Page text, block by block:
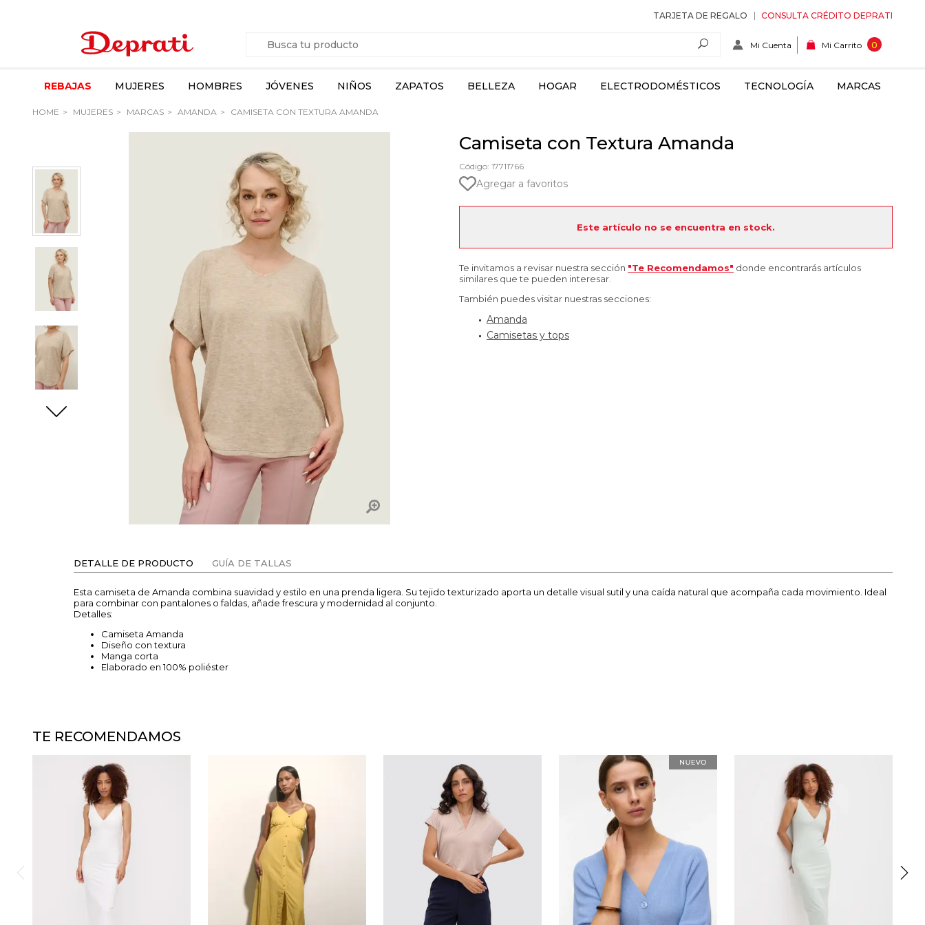
TARJETA DE REGALO CONSULTA CRÉDITO DEPRATI
Mi Cuenta Mi Carrito 0
REBAJAS MUJERES HOMBRES JÓVENES NIÑOS ZAPATOS BELLEZA HOGAR ELECTRODOMÉSTICOS TECNOLOGÍA MARCAS
HOME MUJERES MARCAS AMANDA CAMISETA CON TEXTURA AMANDA
Camiseta con Textura Amanda
Código: 17711766
Agregar a favoritos
Este artículo no se encuentra en stock.
Te invitamos a revisar nuestra sección "Te Recomendamos" donde encontrarás artículos
similares que te pueden interesar.
También puedes visitar nuestras secciones:
Amanda
Camisetas y tops
DETALLE DE PRODUCTO GUÍA DE TALLAS
Esta camiseta de Amanda combina suavidad y estilo en una prenda ligera. Su tejido texturizado aporta un detalle visual sutil y una caída natural que acompaña cada movimiento. Ideal
para combinar con pantalones o faldas, añade frescura y modernidad al conjunto.
Detalles:
Camiseta Amanda
Diseño con textura
Manga corta
Elaborado en 100% poliéster
TE RECOMENDAMOS